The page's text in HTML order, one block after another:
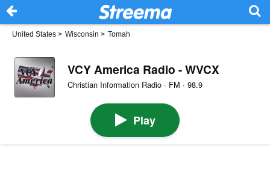
United States > Wisconsin > Tomah
VCY America Radio - WVCX
Christian Information Radio · FM · 98.9
Play